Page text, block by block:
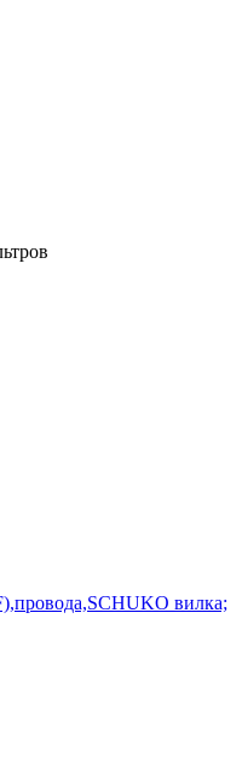
вилка;